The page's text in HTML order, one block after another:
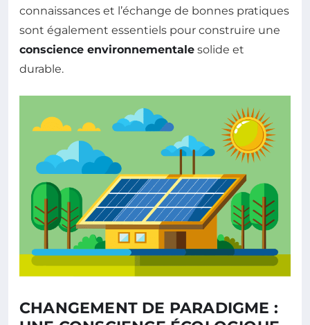
connaissances et l’échange de bonnes pratiques
sont également essentiels pour construire une
conscience environnementale solide et
durable.
CHANGEMENT DE PARADIGME :